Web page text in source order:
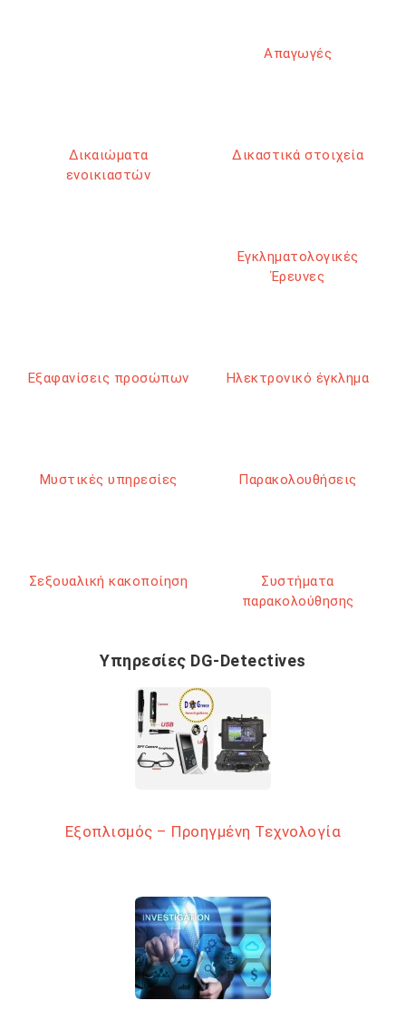
Απαγωγές
Δικαιώματα
ενοικιαστών
Δικαστικά στοιχεία
Εγκληματολογικές
Έρευνες
Εξαφανίσεις προσώπων Ηλεκτρονικό έγκλημα
Μυστικές υπηρεσίες Παρακολουθήσεις
Σεξουαλική κακοποίηση
Συστήματα
παρακολούθησης
Υπηρεσίες DG-Detectives
Εξοπλισμός – Προηγμένη Τεχνολογία